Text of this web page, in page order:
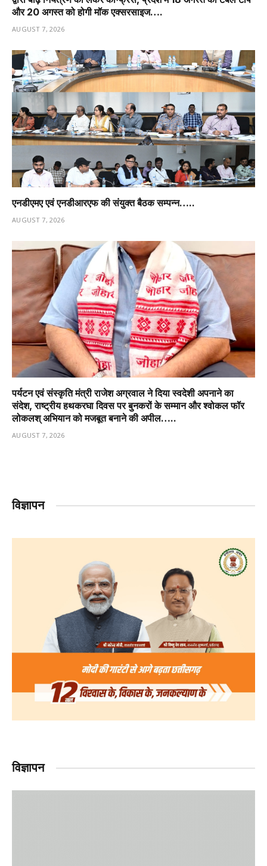
और 20 अगस्त को होगी मॉक एक्सरसाइज….
AUGUST 7, 2026
एनडीएमए एवं एनडीआरएफ की संयुक्त बैठक सम्पन्न…..
AUGUST 7, 2026
पर्यटन एवं संस्कृति मंत्री राजेश अग्रवाल ने दिया स्वदेशी अपनाने का
संदेश, राष्ट्रीय हथकरघा दिवस पर बुनकरों के सम्मान और श्वोकल फॉर
लोकलश् अभियान को मजबूत बनाने की अपील…..
AUGUST 7, 2026
विज्ञापन
विज्ञापन